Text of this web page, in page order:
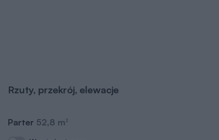
Rzuty, przekrój, elewacje
Parter 52,8 m2